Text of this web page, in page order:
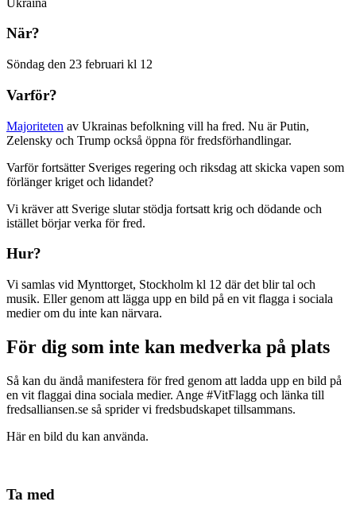
När?
Söndag den 23 februari kl 12
Varför?
Majoriteten av Ukrainas befolkning vill ha fred. Nu är Putin,
Zelensky och Trump också öppna för fredsförhandlingar.
Varför fortsätter Sveriges regering och riksdag att skicka vapen som
förlänger kriget och lidandet?
Vi kräver att Sverige slutar stödja fortsatt krig och dödande och
istället börjar verka för fred.
Hur?
Vi samlas vid Mynttorget, Stockholm kl 12 där det blir tal och
musik. Eller genom att lägga upp en bild på en vit flagga i sociala
medier om du inte kan närvara.
För dig som inte kan medverka på plats
Så kan du ändå manifestera för fred genom att ladda upp en bild på
en vit flaggai dina sociala medier. Ange #VitFlagg och länka till
fredsalliansen.se så sprider vi fredsbudskapet tillsammans.
Här en bild du kan använda.
Ta med